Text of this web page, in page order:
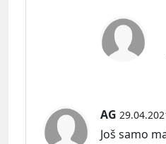
AG
Još samo